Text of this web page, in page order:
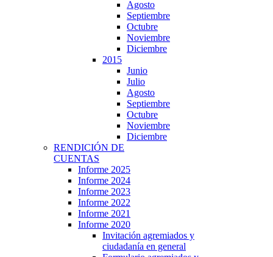
Agosto
Septiembre
Octubre
Noviembre
Diciembre
2015
Junio
Julio
Agosto
Septiembre
Octubre
Noviembre
Diciembre
RENDICIÓN DE
CUENTAS
Informe 2025
Informe 2024
Informe 2023
Informe 2022
Informe 2021
Informe 2020
Invitación agremiados y
ciudadanía en general